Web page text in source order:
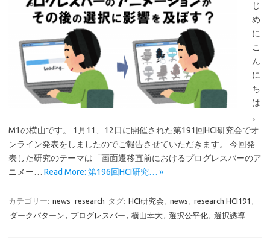
じ
め
に
こ
ん
に
ち
は
。
M1の横山です。 1月11、12日に開催された第191回HCI研究会でオ
ンライン発表をしましたのでご報告させていただきます。 今回発
表した研究のテーマは「画面遷移直前におけるプログレスバーのア
ニメー… Read More: 第196回HCI研究… »
カテゴリー: news research タグ: HCI研究会 , news , research HCI191 ,
ダークパターン , プログレスバー , 横山幸大, 選択公平化, 選択誘導